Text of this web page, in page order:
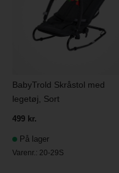
BabyTrold Skråstol med
legetøj, Sort
499 kr.
På lager
Varenr.: 20-29S